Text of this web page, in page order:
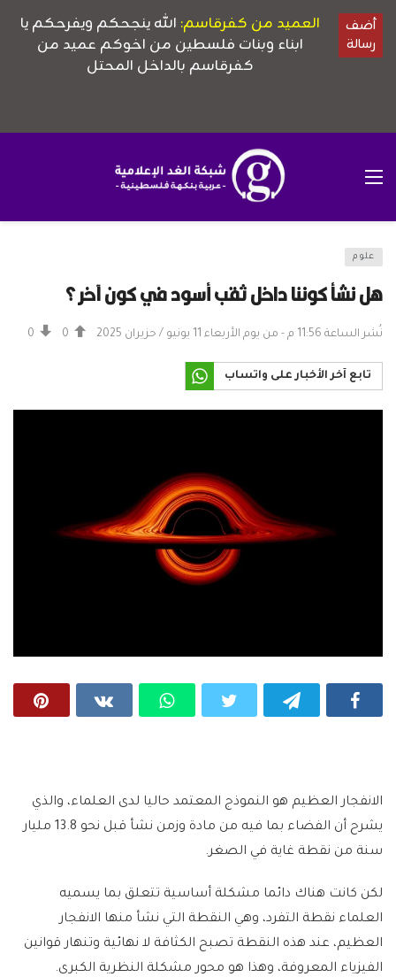
علوم
هل نشأ كوننا داخل ثقب أسود في كون آخر؟
نُشر الساعة 11:56 م - من يوم الأربعاء 11 يونيو / حزيران 2025 0
0
تابع آخر الأخبار على واتساب
الانفجار العظيم هو النموذج المعتمد حاليا لدى العلماء، والذي
يشرح أن الفضاء بما فيه من مادة وزمن نشأ قبل نحو 13.8 مليار
سنة من نقطة غاية في الصغر.
لكن كانت هناك دائما مشكلة أساسية تتعلق بما يسميه
العلماء نقطة التفرد، وهي النقطة التي نشأ منها الانفجار
العظيم، عند هذه النقطة تصبح الكثافة لا نهائية وتنهار قوانين
الفيزياء المعروفة، وهذا هو محور مشكلة النظرية الكبرى.